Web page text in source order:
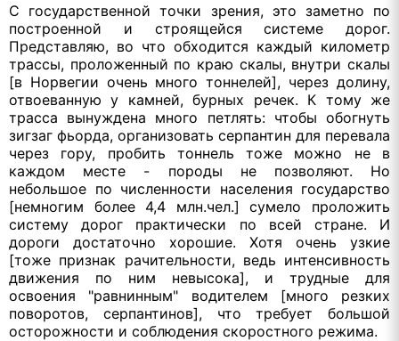
С государственной точки зрения, это заметно по
построенной и строящейся системе дорог.
Представляю, во что обходится каждый километр
трассы, проложенный по краю скалы, внутри скалы
[в Норвегии очень много тоннелей], через долину,
отвоеванную у камней, бурных речек. К тому же
трасса вынуждена много петлять: чтобы обогнуть
зигзаг фьорда, организовать серпантин для перевала
через гору, пробить тоннель тоже можно не в
каждом месте - породы не позволяют. Но
небольшое по численности населения государство
[немногим более 4,4 млн.чел.] сумело проложить
систему дорог практически по всей стране. И
дороги достаточно хорошие. Хотя очень узкие
[тоже признак рачительности, ведь интенсивность
движения по ним невысока], и трудные для
освоения "равнинным" водителем [много резких
поворотов, серпантинов], что требует большой
осторожности и соблюдения скоростного режима.